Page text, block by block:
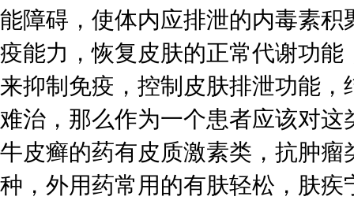
能障碍，使体内应排泄的内毒素
疫能力，恢复皮肤的正常代谢功
来抑制免疫，控制皮肤排泄功能
难治，那么作为一个患者应该对
牛皮癣的药有皮质激素类，抗肿
种，外用药常用的有肤轻松，肤